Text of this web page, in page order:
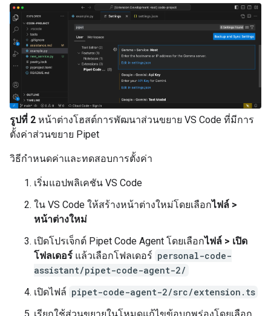
รูปที่ 2 หน้าต่างโฮสต์การพัฒนาส่วนขยาย VS Code ที่มีการ
ตั้งค่าส่วนขยาย Pipet
วิธีกำหนดค่าและทดสอบการตั้งค่า
เริ่มแอปพลิเคชัน VS Code
ใน VS Code ให้สร้างหน้าต่างใหม่โดยเลือกไฟล์ >
หน้าต่างใหม่
เปิดโปรเจ็กต์ Pipet Code Agent โดยเลือกไฟล์ > เปิด
โฟลเดอร์ แล้วเลือกโฟลเดอร์ personal-code-
assistant/pipet-code-agent-2/
เปิดไฟล์ pipet-code-agent-2/src/extension.ts
เรียกใช้ส่วนขยายในโหมดแก้ไขข้อบกพร่องโดยเลือก